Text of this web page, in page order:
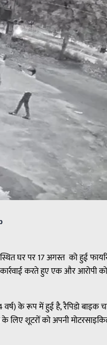
घर पर 17 अगस्त को हुई
करते हुए एक और आरोपी को
वर्ष) के रूप में हुई है, रैपिडो
लिए शूटरों को अपनी